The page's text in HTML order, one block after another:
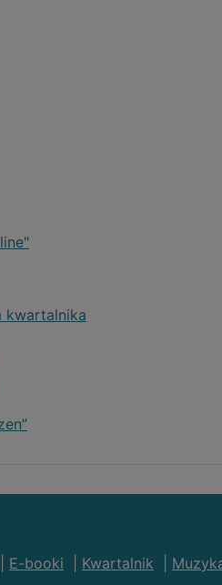
kwartalnika
E-booki Kwartalnik